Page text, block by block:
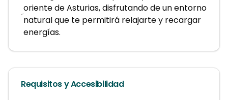
oriente de Asturias, disfrutando de un entorno
natural que te permitirá relajarte y recargar
energías.
Requisitos y Accesibilidad